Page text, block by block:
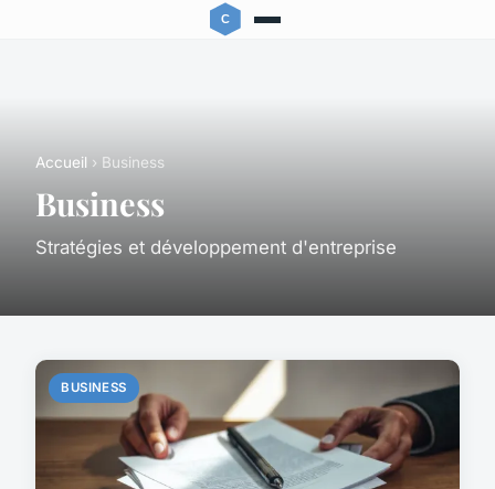
Accueil › Business
Business
Stratégies et développement d'entreprise
BUSINESS